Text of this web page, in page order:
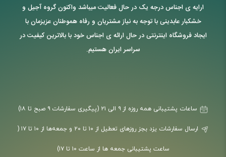
ارایه ی اجناس درجه یک در حال فعالیت میباشد واکنون گروه آجیل و
خشکبار عابدینی با توجه به نیاز مشتریان و رفاه هموطنان عزیزمان با
ایجاد فروشگاه اینترنتی در حال ارائه ی اجناس خود با بالاترین کیفیت در
سراسر ایران هستیم.
ارسال سفارشات یزد بجز روزهای تعطیل از ۱۰ تا ۲۰ و جمعه‌ها از ۱۰ تا ۱۷ (
ساعت پشتیبانی جمعه ها از ساعت ۱۰ تا ۱۷)